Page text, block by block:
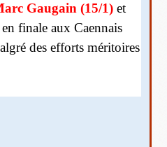
Gaugain (15/1) et
finale aux Caennais
des efforts méritoires